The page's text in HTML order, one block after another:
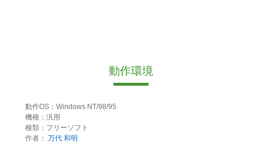
動作環境
動作OS：Windows NT/98/95
機種：汎用
種類：フリーソフト
作者： 万代 和明